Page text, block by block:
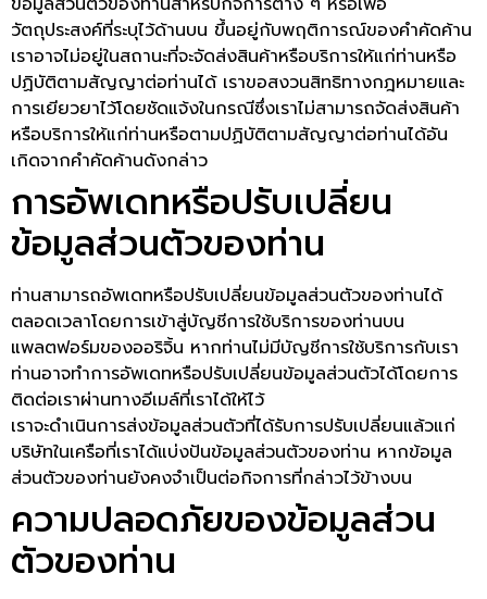
วัตถุประสงค์ที่ระบุไว้ด้านบน ขึ้นอยู่กับพฤติการณ์ของคำคัดค้าน
เราอาจไม่อยู่ในสถานะที่จะจัดส่งสินค้าหรือบริการให้แก่ท่านหรือ
ปฏิบัติตามสัญญาต่อท่านได้ เราขอสงวนสิทธิทางกฎหมายและ
การเยียวยาไว้โดยชัดแจ้งในกรณีซึ่งเราไม่สามารถจัดส่งสินค้า
หรือบริการให้แก่ท่านหรือตามปฏิบัติตามสัญญาต่อท่านได้อัน
เกิดจากคำคัดค้านดังกล่าว
การอัพเดทหรือปรับเปลี่ยน
ข้อมูลส่วนตัวของท่าน
ท่านสามารถอัพเดทหรือปรับเปลี่ยนข้อมูลส่วนตัวของท่านได้
ตลอดเวลาโดยการเข้าสู่บัญชีการใช้บริการของท่านบน
แพลตฟอร์มของออริจิ้น หากท่านไม่มีบัญชีการใช้บริการกับเรา
ท่านอาจทำการอัพเดทหรือปรับเปลี่ยนข้อมูลส่วนตัวได้โดยการ
ติดต่อเราผ่านทางอีเมล์ที่เราได้ให้ไว้
เราจะดำเนินการส่งข้อมูลส่วนตัวที่ได้รับการปรับเปลี่ยนแล้วแก่
บริษัทในเครือที่เราได้แบ่งปันข้อมูลส่วนตัวของท่าน หากข้อมูล
ส่วนตัวของท่านยังคงจำเป็นต่อกิจการที่กล่าวไว้ข้างบน
ความปลอดภัยของข้อมูลส่วน
ตัวของท่าน